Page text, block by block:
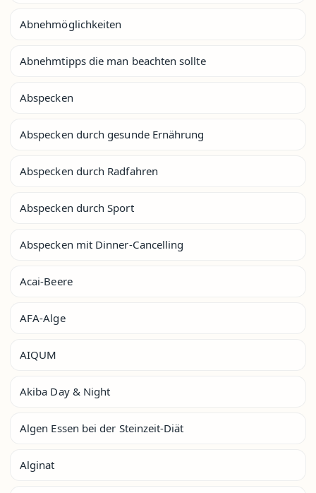
Abnehmöglichkeiten
Abnehmtipps die man beachten sollte
Abspecken
Abspecken durch gesunde Ernährung
Abspecken durch Radfahren
Abspecken durch Sport
Abspecken mit Dinner-Cancelling
Acai-Beere
AFA-Alge
AIQUM
Akiba Day & Night
Algen Essen bei der Steinzeit-Diät
Alginat